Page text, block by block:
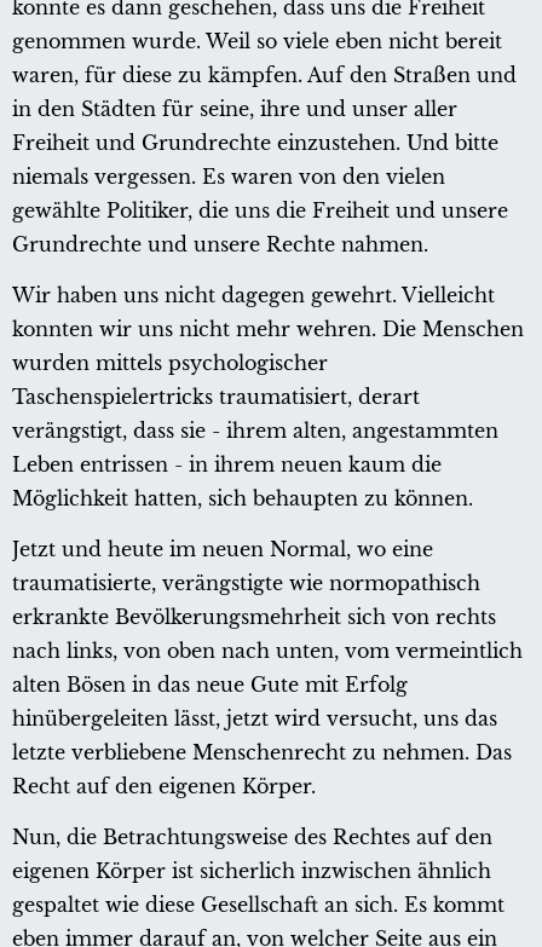
konnte es dann geschehen, dass uns die Freiheit
genommen wurde. Weil so viele eben nicht bereit
waren, für diese zu kämpfen. Auf den Straßen und
in den Städten für seine, ihre und unser aller
Freiheit und Grundrechte einzustehen. Und bitte
niemals vergessen. Es waren von den vielen
gewählte Politiker, die uns die Freiheit und unsere
Grundrechte und unsere Rechte nahmen.
Wir haben uns nicht dagegen gewehrt. Vielleicht
konnten wir uns nicht mehr wehren. Die Menschen
wurden mittels psychologischer
Taschenspielertricks traumatisiert, derart
verängstigt, dass sie - ihrem alten, angestammten
Leben entrissen - in ihrem neuen kaum die
Möglichkeit hatten, sich behaupten zu können.
Jetzt und heute im neuen Normal, wo eine
traumatisierte, verängstigte wie normopathisch
erkrankte Bevölkerungsmehrheit sich von rechts
nach links, von oben nach unten, vom vermeintlich
alten Bösen in das neue Gute mit Erfolg
hinübergeleiten lässt, jetzt wird versucht, uns das
letzte verbliebene Menschenrecht zu nehmen. Das
Recht auf den eigenen Körper.
Nun, die Betrachtungsweise des Rechtes auf den
eigenen Körper ist sicherlich inzwischen ähnlich
gespaltet wie diese Gesellschaft an sich. Es kommt
eben immer darauf an, von welcher Seite aus ein